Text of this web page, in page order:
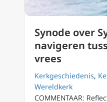
Synode over
navigeren
vrees
Kerkgeschiedenis,
Wereldkerk
COMMENTAAR: